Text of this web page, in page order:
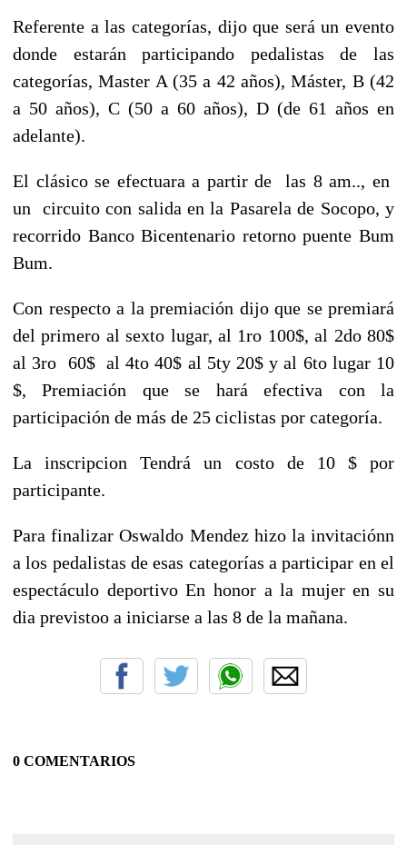
Referente a las categorías, dijo que será un evento
donde estarán participando pedalistasde las
categorías, Master A (35 a 42 años), Máster, B (42
a 50 años), C (50 a 60 años), D (de 61 años en
adelante).
El clásico se efectuara a partir de las 8 am.., en
un circuito con salida en la Pasarela de Socopo, y
recorrido Banco Bicentenario retorno puente Bum
Bum.
Con respecto a la premiación dijo que se premiará
del primero al sexto lugar, al 1ro 100$, al 2do 80$
al 3ro 60$ al 4to 40$ al 5ty 20$ y al 6to lugar 10
$, Premiación que se hará efectiva con la
participación de más de 25 ciclistas por categoría.
La inscripcion Tendrá un costo de 10 $ por
participante.
Para finalizar Oswaldo Mendez hizo la invitaciónn
a los pedalistas de esas categorías a participar en el
espectáculo deportivo En honor a la mujer en su
dia previstoo a iniciarse a las 8 de la mañana.
0 COMENTARIOS